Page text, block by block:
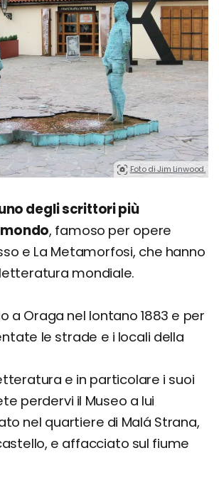
Foto di Jim Linwood.
degli scrittori più
, famoso per opere
e La Metamorfosi, che hanno
mondiale.
a Oraga nel lontano 1883 e per
le strade e i locali della
e in particolare i suoi
perdervi il Museo a lui
nel quartiere di Malá Strana,
e affacciato sul fiume